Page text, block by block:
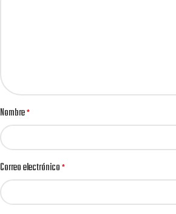
Nombre*
Correo electrónico*